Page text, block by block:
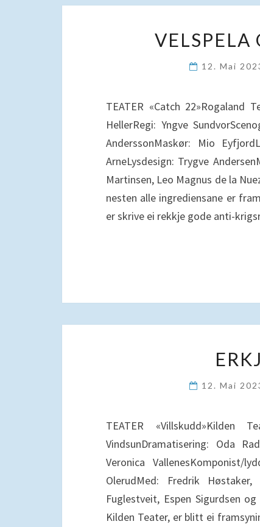
VELSPELA
12. Mai
TEATER «Catch 22»Rogaland
HellerRegi: Yngve
AnderssonMaskør: Mio
ArneLysdesign: Trygve
Martinsen, Leo Magnus de la
nesten alle ingrediensane er
er skrive ei rekkje gode anti-
12. Mai
TEATER «Villskudd»Kilden
VindsunDramatisering: Oda
Veronica VallenesKomponist/
OlerudMed: Fredrik
Fuglestveit, Espen Sigurdsen
Kilden Teater, er blitt ei